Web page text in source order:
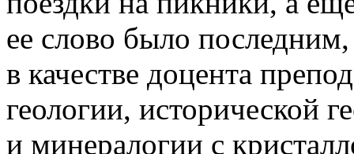
ее слово было
в качестве доцента
геологии, исторической
и минералогии с